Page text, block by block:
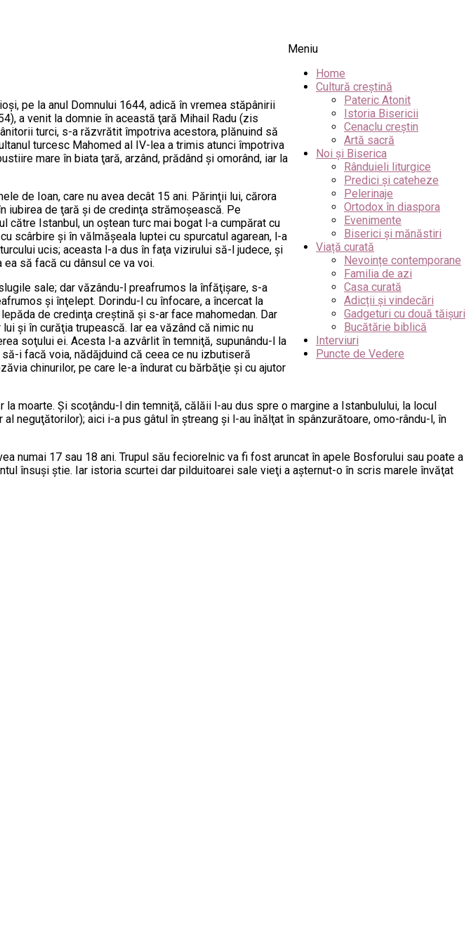
Meniu
Home
Cultură creștină
Pateric Atonit
Istoria Bisericii
Cenaclu creștin
Artă sacră
Noi și Biserica
Rânduieli liturgice
Predici și cateheze
Pelerinaje
Ortodox în diaspora
Evenimente
Biserici și mănăstiri
Viață curată
Nevoințe contemporane
Familia de azi
Casa curată
Adicții și vindecări
Gadgeturi cu două tăișuri
Bucătărie biblică
Interviuri
Puncte de Vedere
pe la anul Domnului 1644, adică în vremea stăpânirii
a venit la domnie în această ţară Mihail Radu (zis
turci, s-a răzvrătit împotriva acestora, plănuind să
turcesc Mahomed al IV-lea a trimis atunci împotriva
mare în biata ţară, arzând, prădând şi omorând, iar la
de Ioan, care nu avea decât 15 ani. Părinţii lui, cărora
iubirea de ţară şi de credinţa strămoşească. Pe
către Istanbul, un oştean turc mai bogat l-a cumpărat cu
scârbire şi în vălmăşeala luptei cu spurcatul agarean, l-a
ucis; aceasta l-a dus în faţa vizirului să-l judece, şi
să facă cu dânsul ce va voi.
sale; dar văzându-l preafrumos la înfăţişare, s-a
şi înţelept. Dorindu-l cu înfocare, a încercat la
de credinţa creştină şi s-ar face mahomedan. Dar
şi în curăţia trupească. Iar ea văzând că nimic nu
soţului ei. Acesta l-a azvârlit în temniţă, supunându-l la
i facă voia, nădăjduind că ceea ce nu izbutiseră
chinurilor, pe care le-a îndurat cu bărbăţie şi cu ajutor
moarte. Şi scoţându-l din temniţă, călăii l-au dus spre o margine a Istanbulului, la locul
neguţătorilor); aici i-a pus gâtul în ştreang şi l-au înălţat în spânzurătoare, omo-rându-l, în
numai 17 sau 18 ani. Trupul său feciorelnic va fi fost aruncat în apele Bosforului sau poate a
însuşi ştie. Iar istoria scurtei dar pilduitoarei sale vieţi a aşternut-o în scris marele învăţat